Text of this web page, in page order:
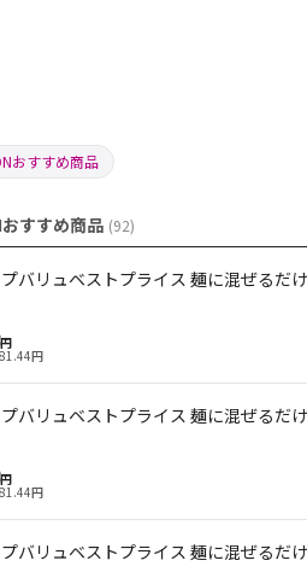
おすすめ商品
すすめ商品 (92)
プバリュベストプライス 麺に混ぜる
円
円
プバリュベストプライス 麺に混ぜる
円
円
プバリュベストプライス 麺に混ぜる